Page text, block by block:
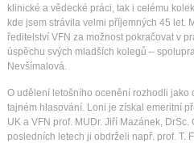
klinické a vědecké práci, tak i celému
kde jsem strávila velmi příjemných 45 let.
ředitelství VFN za možnost pokračovat v
úspěchu svých mladších kolegů –
Nevšímalová.
O udělení letošního ocenění rozhodli jako
tajném hlasování. Loni je získal emeritní
UK a VFN prof. MUDr. Jiří Mazánek,
posledních letech ji obdrželi např. prof. T.